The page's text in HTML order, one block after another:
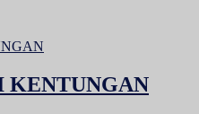
KENTUNGAN